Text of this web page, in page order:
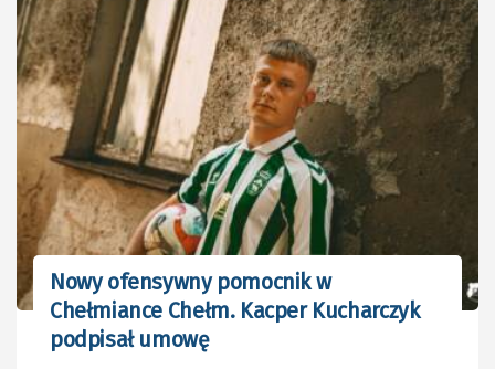
Nowy ofensywny pomocnik w
Chełmiance Chełm. Kacper Kucharczyk
podpisał umowę